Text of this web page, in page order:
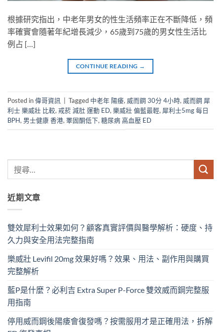
根據研究指出，中老年男女的性生活頻率正在不斷降低，頻
率確實會隨著年紀增長減少，65歲到75歲的男女性生活比
例占 […]
CONTINUE READING →
Posted in偉哥資訊 Tagged 中老年 陽痿, 威而鋼 30分 4小時, 威而鋼 犀
利士 樂威壯 比較, 戒菸 減肚 運動 ED, 樂威壯 偏藍最輕, 犀利士5mg 每日
BPH, 男士健康 香港, 睪固酮低下, 糖尿病 高血壓 ED
近期文章
雙效犀利士效果如何？顧客真實評價與醫學解析：硬度、持
久力與安全用法完整指南
樂威壯 Levifil 20mg 效果好嗎？效果、用法、副作用與購買
完整解析
藍P是什麼？必利吉 Extra Super P-Force​ 雙效威而鋼完整服
用指南
停用威而鋼後陽痿會復發嗎？按需服用才是正確用法，拆解